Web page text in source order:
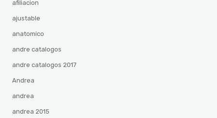
afiliacion
ajustable
anatomico
andre catalogos
andre catalogos 2017
Andrea
andrea
andrea 2015